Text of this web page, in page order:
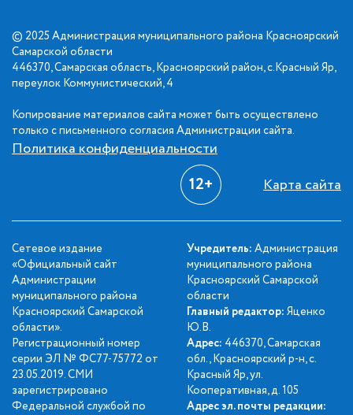
© 2025 Администрация муниципального района Красноярский
Самарской области
446370, Самарская область, Красноярский район, с.Красный Яр,
переулок Коммунистический, 4
Копирование материалов сайта может быть осуществлено
только с письменного согласия Администрации сайта.
Политика конфиденциальности
12+ Карта сайта
Сетевое издание
«Официальный сайт
Администрации
муниципального района
Красноярский Самарской
области».
Регистрационный номер
серии ЭЛ № ФС77-75772 от
23.05.2019. СМИ
зарегистрировано
Федеральной службой по
Учредитель: Администрация
муниципального района
Красноярский Самарской
области
Главный редактор: Яценко
Ю.В.
Адрес: 446370, Самарская
обл., Красноярский р-н, с.
Красный Яр, ул.
Кооперативная, д. 105
Адрес эл. почты редакции: